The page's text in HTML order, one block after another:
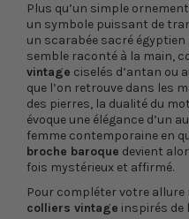
Plus qu’un simple
un symbole puissant de
un scarabée sacré égyptien
semble raconté à la main,
vintage ciselés d’antan ou
que l’on retrouve dans les
des pierres, la dualité du
évoque une élégance d’un
femme contemporaine en
broche baroque devient
fois mystérieux et affirmé.
Pour compléter votre allure
colliers vintage inspirés de